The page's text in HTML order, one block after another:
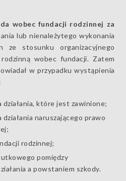
wobec fundacji rodzinnej za
lub nienależytego wykonania
ze stosunku organizacyjnego
wobec fundacji. Zatem
w przypadku wystąpienia
działania, które jest zawinione;
działania naruszającego prawo
rodzinnej;
pomiędzy
a powstaniem szkody.